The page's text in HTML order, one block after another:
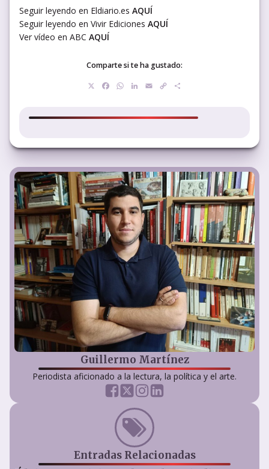
Seguir leyendo en Eldiario.es AQUÍ
Seguir leyendo en Vivir Ediciones AQUÍ
Ver vídeo en ABC AQUÍ
Comparte si te ha gustado:
Facebook
WhatsApp
LinkedIn
EmailCopy
Guillermo Martínez
Periodista aficionado a la lectura, la política y el arte.
Entradas Relacionadas